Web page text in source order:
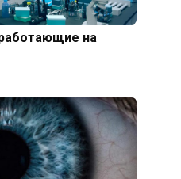
на